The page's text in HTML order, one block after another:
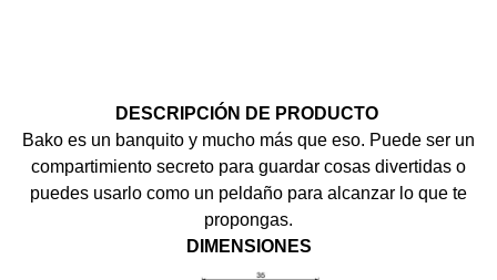
DESCRIPCIÓN DE PRODUCTO
Bako es un banquito y mucho más que eso. Puede ser un
compartimiento secreto para guardar cosas divertidas o
puedes usarlo como un peldaño para alcanzar lo que te
propongas.
DIMENSIONES